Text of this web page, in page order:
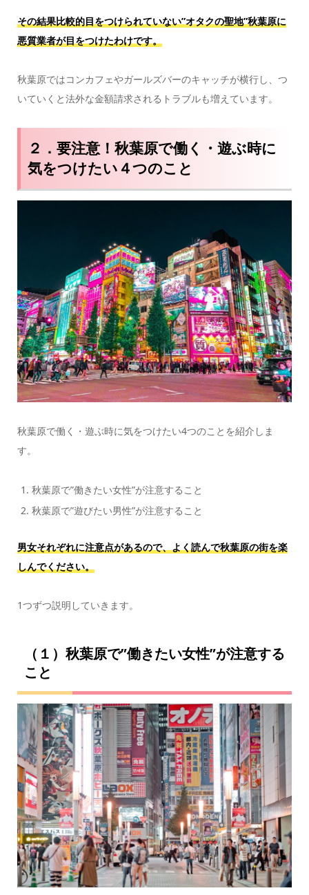
その結果比較的目をつけられていない”オタクの聖地”秋葉原に
悪質業者が目をつけたわけです。
秋葉原ではコンカフェやガールズバーのキャッチが横行し、つ
いていくと法外な金額請求されるトラブルも増えています。
２．要注意！秋葉原で働く・遊ぶ時に
気をつけたい４つのこと
秋葉原で働く・遊ぶ時に気をつけたい4つのことを紹介しま
す。
秋葉原で”働きたい女性”が注意すること
秋葉原で”遊びたい男性”が注意すること
男女それぞれに注意点があるので、よく読んで秋葉原の街を楽
しんでください。
1つずつ説明していきます。
（１）秋葉原で”働きたい女性”が注意する
こと